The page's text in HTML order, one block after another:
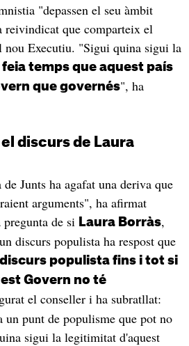
"depassen el seu àmbit
reivindicat que comparteix el
nou Executiu. "Sigui quina sigui la
feia temps que aquest país
que governés", ha
discurs de Laura
Junts ha agafat una deriva que
arguments", ha afirmat
de si Laura Borràs,
discurs populista ha respost que
populista fins i tot si
Govern no té
el conseller i ha subratllat:
un punt de populisme que pot no
sigui la legitimitat d'aquest